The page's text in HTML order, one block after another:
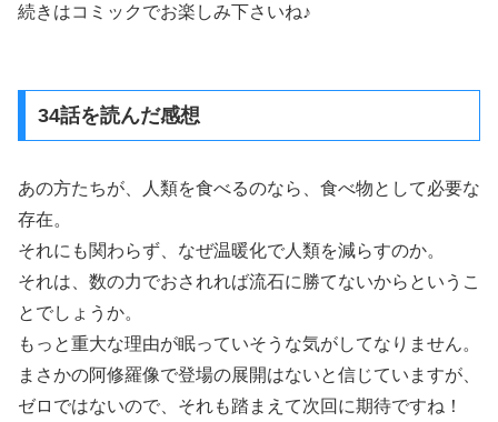
続きはコミックでお楽しみ下さいね♪
34話を読んだ感想
あの方たちが、人類を食べるのなら、食べ物として必要な
存在。
それにも関わらず、なぜ温暖化で人類を減らすのか。
それは、数の力でおされれば流石に勝てないからというこ
とでしょうか。
もっと重大な理由が眠っていそうな気がしてなりません。
まさかの阿修羅像で登場の展開はないと信じていますが、
ゼロではないので、それも踏まえて次回に期待ですね！